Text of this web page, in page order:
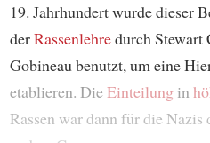
19. Jahrhundert wurde dieser
derRassenlehredurch Stewart
Gobineau benutzt, um eine
etablieren. DieEinteilungin
Rassen war dann für die